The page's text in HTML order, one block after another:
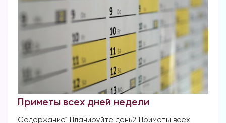
Приметы всех дней недели
Содержание1 Планируйте день2 Приметы всех